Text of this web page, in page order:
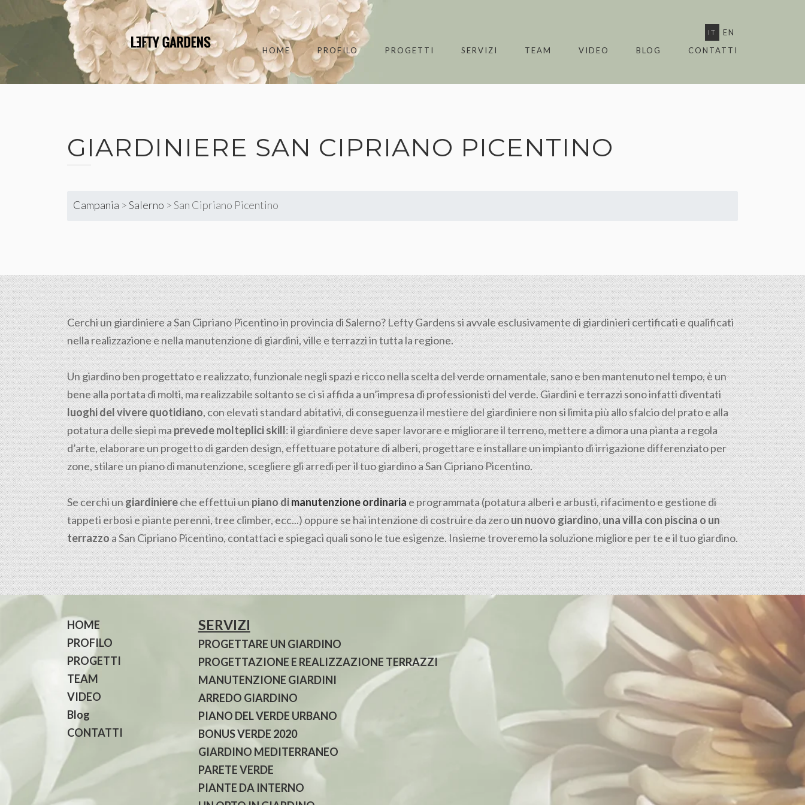
to
IT
EN
HOME
PROFILO PROGETTI SERVIZI TEAM VIDEO BLOG CONTATTI
GIARDINIERE SAN CIPRIANO PICENTINO
Campania >Salerno >San Cipriano Picentino
Cerchi un giardiniere a San Cipriano Picentino in provincia diSalerno? Lefty Gardens si avvale esclusivamente di giardinieri certificati e qualificati
nella realizzazione e nella manutenzione di giardini, ville e terrazzi in tutta la regione.
Un giardino ben progettato e realizzato, funzionale negli spazi e ricco nella scelta del verde ornamentale, sano e ben mantenuto nel tempo, è un
bene alla portata di molti, ma realizzabile soltanto se ci si affida a un’impresa di professionisti del verde. Giardini e terrazzi sono infatti diventati
luoghi del vivere quotidiano, con elevati standard abitativi, di conseguenza il mestiere del giardiniere non si limita più allo sfalcio del prato e alla
potatura delle siepi maprevede molteplici skill: il giardiniere deve saper lavorare e migliorare il terreno, mettere a dimora una pianta a regola
d’arte, elaborare un progetto di garden design, effettuare potature di alberi, progettare e installare un impianto di irrigazione differenziato per
zone, stilare un piano di manutenzione, scegliere gli arredi per il tuo giardino a San Cipriano Picentino.
Se cerchi ungiardiniereche effettui unpiano dimanutenzione ordinariae programmata (potatura alberi e arbusti, rifacimento e gestione di
tappeti erbosi e piante perenni, tree climber, ecc...) oppure se hai intenzione di costruire da zeroun nuovo giardino, una villa con piscina o un
terrazzoa San Cipriano Picentino, contattaci e spiegaci quali sono le tue esigenze. Insieme troveremo la soluzione migliore per te e il tuo giardino.
HOME
PROFILO
PROGETTI
TEAM
VIDEO
Blog
CONTATTI
SERVIZI
PROGETTARE UN GIARDINO
PROGETTAZIONE E REALIZZAZIONE TERRAZZI
MANUTENZIONE GIARDINI
ARREDO GIARDINO
PIANO DEL VERDE URBANO
BONUS VERDE 2020
GIARDINO MEDITERRANEO
PARETE VERDE
PIANTE DA INTERNO